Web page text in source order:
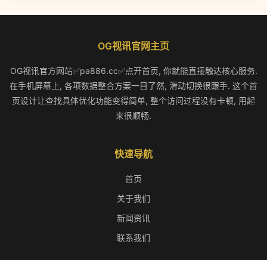
OG视讯官网主页
OG视讯官方网站✅pa886.cc✅点开首页, 你就能直接触达核心服务.
在手机屏幕上, 各项数据整合方案一目了然, 滑动切换很跟手. 这个首
页设计让查找具体优化功能变得简单, 整个访问过程没有卡顿, 用起
来很顺畅.
快速导航
首页
关于我们
新闻资讯
联系我们